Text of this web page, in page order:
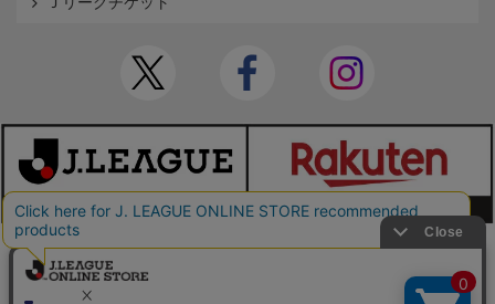
本サイトで使用している文章・画像等の無断での複製・転載を禁止します。
© JAPAN PROFESSIONAL FOOTBALL LEAGUE Rakuten Group, Inc. ALL RIGHTS RE